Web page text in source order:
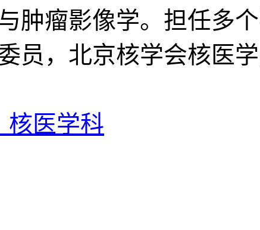
肿瘤影像学。担任多
员，北京核学会核医学
医学科